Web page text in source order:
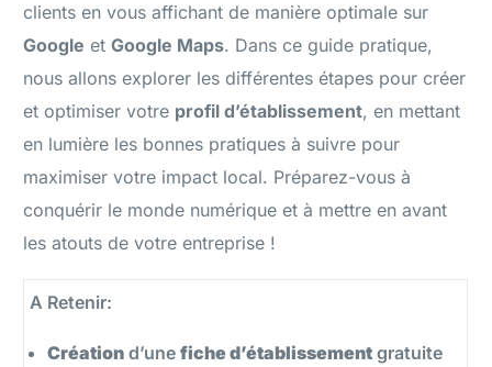
clients en vous affichant de manière optimale sur
Google etGoogle Maps. Dans ce guide pratique,
nous allons explorer les différentes étapes pour créer
et optimiser votre profil d’établissement, en mettant
en lumière les bonnes pratiques à suivre pour
maximiser votre impact local. Préparez-vous à
conquérir le monde numérique et à mettre en avant
les atouts de votre entreprise !
A Retenir:
Création d’unefiche d’établissement gratuite